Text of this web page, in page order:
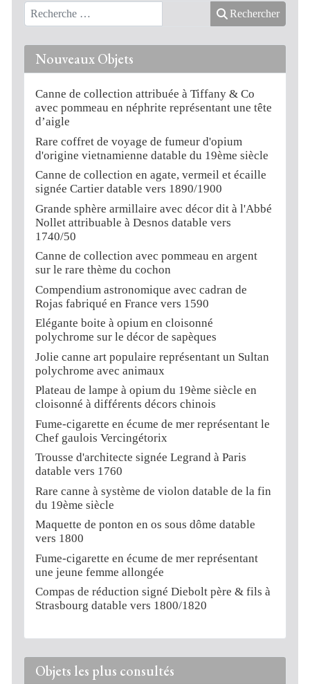
Rechercher
Nouveaux Objets
Canne de collection attribuée à Tiffany & Co
avec pommeau en néphrite représentant une tête
d’aigle
Rare coffret de voyage de fumeur d'opium
d'origine vietnamienne datable du 19ème siècle
Canne de collection en agate, vermeil et écaille
signée Cartier datable vers 1890/1900
Grande sphère armillaire avec décor dit à l'Abbé
Nollet attribuable à Desnos datable vers
1740/50
Canne de collection avec pommeau en argent
sur le rare thème du cochon
Compendium astronomique avec cadran de
Rojas fabriqué en France vers 1590
Elégante boite à opium en cloisonné
polychrome sur le décor de sapèques
Jolie canne art populaire représentant un Sultan
polychrome avec animaux
Plateau de lampe à opium du 19ème siècle en
cloisonné à différents décors chinois
Fume-cigarette en écume de mer représentant le
Chef gaulois Vercingétorix
Trousse d'architecte signée Legrand à Paris
datable vers 1760
Rare canne à système de violon datable de la fin
du 19ème siècle
Maquette de ponton en os sous dôme datable
vers 1800
Fume-cigarette en écume de mer représentant
une jeune femme allongée
Compas de réduction signé Diebolt père & fils à
Strasbourg datable vers 1800/1820
Objets les plus consultés